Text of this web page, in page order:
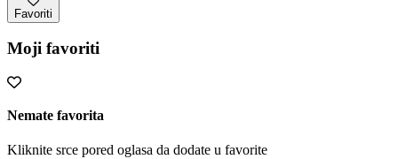
Favoriti
Moji favoriti
Nemate favorita
Kliknite srce pored oglasa da dodate u favorite